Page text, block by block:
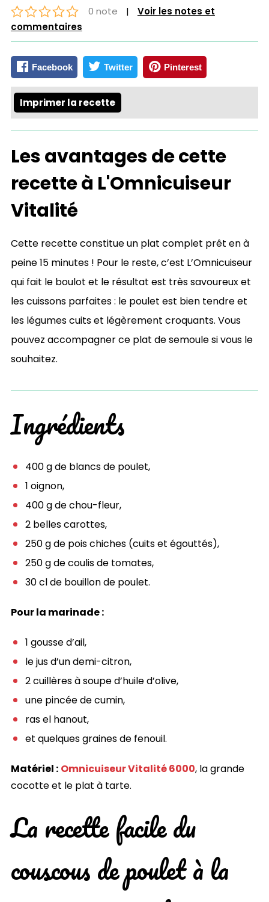
0 note |
Voir les notes et
commentaires
Facebook Twitter Pinterest
Imprimer la recette
Les avantages de cette
recette à L'Omnicuiseur
Vitalité
Cette recette constitue un plat complet prêt en à
peine 15 minutes ! Pour le reste, c’est L’Omnicuiseur
qui fait le boulot et le résultat est très savoureux et
les cuissons parfaites : le poulet est bien tendre et
les légumes cuits et légèrement croquants. Vous
pouvez accompagner ce plat de semoule si vous le
souhaitez.
Ingrédients
400 g de blancs de poulet,
1 oignon,
400 g de chou-fleur,
2 belles carottes,
250 g de pois chiches (cuits et égouttés),
250 g de coulis de tomates,
30 cl de bouillon de poulet.
Pour la marinade :
1 gousse d’ail,
le jus d’un demi-citron,
2 cuillères à soupe d’huile d’olive,
une pincée de cumin,
ras el hanout,
et quelques graines de fenouil.
Matériel : Omnicuiseur Vitalité 6000, la grande
cocotte et le plat à tarte.
La recette facile du
couscous de poulet à la